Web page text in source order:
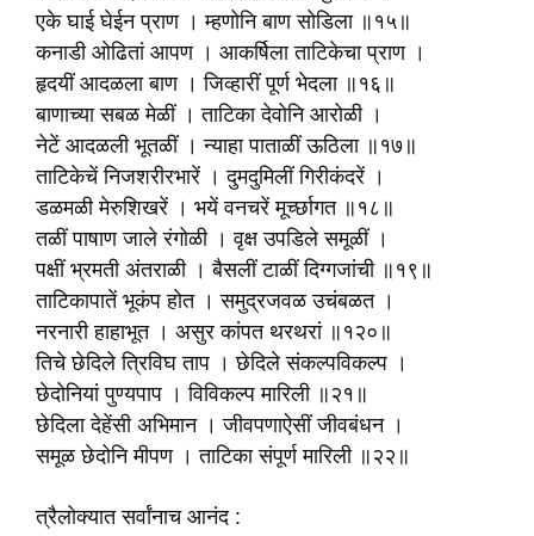
एके घाई घेईन प्राण । म्हणोनि बाण सोडिला ॥१५॥
कनाडी ओढितां आपण । आकर्षिला ताटिकेचा प्राण ।
हृदयीं आदळला बाण । जिव्हारीं पूर्ण भेदला ॥१६॥
बाणाच्या सबळ मेळीं । ताटिका देवोनि आरोळी ।
नेटें आदळली भूतळीं । न्याहा पाताळीं ऊठिला ॥१७॥
ताटिकेचें निजशरीरभारें । दुमदुमिलीं गिरीकंदरें ।
डळमळी मेरुशिखरें । भयें वनचरें मूर्च्छागत ॥१८॥
तळीं पाषाण जाले रंगोळी । वृक्ष उपडिले समूळीं ।
पक्षीं भ्रमती अंतराळी । बैसलीं टाळीं दिग्गजांची ॥१९॥
ताटिकापातें भूकंप होत । समुद्रजवळ उचंबळत ।
नरनारी हाहाभूत । असुर कांपत थरथरां ॥१२०॥
तिचे छेदिले त्रिविघ ताप । छेदिले संकल्पविकल्प ।
छेदोनियां पुण्यपाप । विविकल्प मारिली ॥२१॥
छेदिला देहेंसी अभिमान । जीवपणाऐसीं जीवबंधन ।
समूळ छेदोनि मीपण । ताटिका संपूर्ण मारिली ॥२२॥
त्रैलोक्यात सर्वांनाच आनंद :